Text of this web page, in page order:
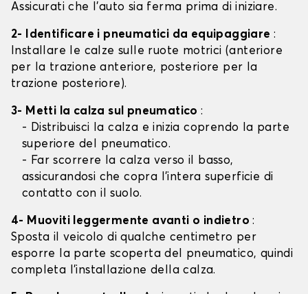
Assicurati che l'auto sia ferma prima di iniziare.
2- Identificare i pneumatici da equipaggiare :
Installare le calze sulle ruote motrici (anteriore
per la trazione anteriore, posteriore per la
trazione posteriore).
3- Metti la calza sul pneumatico:
- Distribuisci la calza e inizia coprendo la parte
superiore del pneumatico.
- Far scorrere la calza verso il basso,
assicurandosi che copra l'intera superficie di
contatto con il suolo.
4- Muoviti leggermente avanti o indietro:
Sposta il veicolo di qualche centimetro per
esporre la parte scoperta del pneumatico, quindi
completa l'installazione della calza.